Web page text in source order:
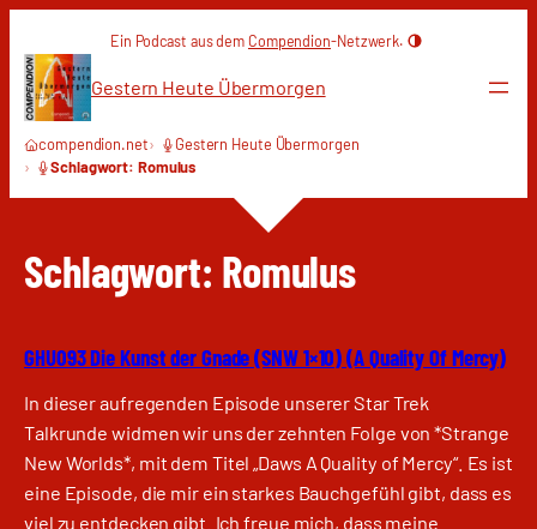
Inhalt
springen
Ein Podcast aus dem Compendion-Netzwerk.
Gestern Heute Übermorgen
compendion.net
Gestern Heute Übermorgen
Schlagwort: Romulus
Schlagwort: Romulus
GHU093 Die Kunst der Gnade (SNW 1×10) (A Quality Of Mercy)
In dieser aufregenden Episode unserer Star Trek
Talkrunde widmen wir uns der zehnten Folge von *Strange
New Worlds*, mit dem Titel „Daws A Quality of Mercy“. Es ist
eine Episode, die mir ein starkes Bauchgefühl gibt, dass es
viel zu entdecken gibt. Ich freue mich, dass meine